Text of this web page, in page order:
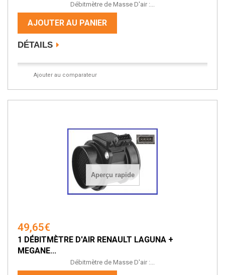
Débitmètre de Masse D'air :...
AJOUTER AU PANIER
DÉTAILS
Ajouter au comparateur
Aperçu rapide
49,65€
1 DÉBITMÈTRE D'AIR RENAULT LAGUNA +
MEGANE...
Débitmètre de Masse D'air :...